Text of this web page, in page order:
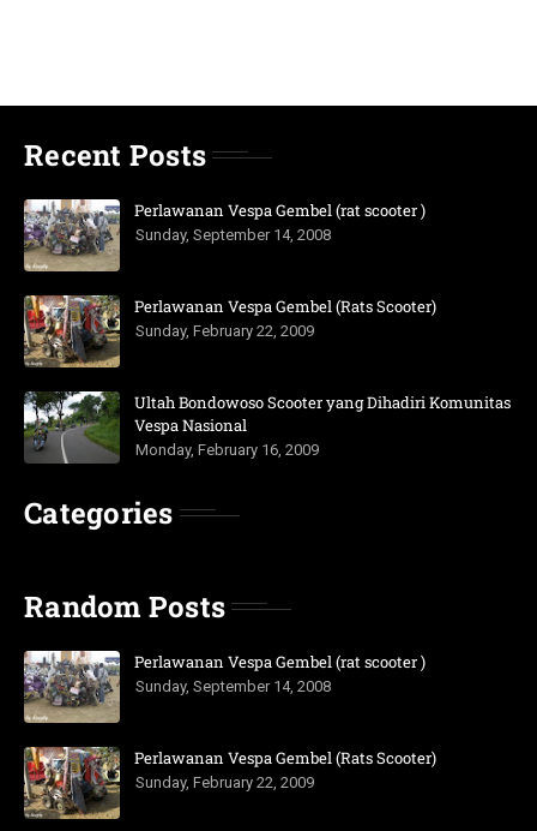
Recent Posts
Perlawanan Vespa Gembel (rat scooter )
Sunday, September 14, 2008
Perlawanan Vespa Gembel (Rats Scooter)
Sunday, February 22, 2009
Ultah Bondowoso Scooter yang Dihadiri Komunitas
Vespa Nasional
Monday, February 16, 2009
Categories
Random Posts
Perlawanan Vespa Gembel (rat scooter )
Sunday, September 14, 2008
Perlawanan Vespa Gembel (Rats Scooter)
Sunday, February 22, 2009